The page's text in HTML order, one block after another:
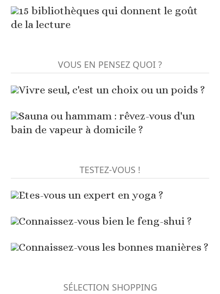
15 bibliothèques qui donnent le goût
de la lecture
VOUS EN PENSEZ QUOI ?
Vivre seul, c'est un choix ou un poids ?
Sauna ou hammam : rêvez-vous d'un
bain de vapeur à domicile ?
TESTEZ-VOUS !
Etes-vous un expert en yoga ?
Connaissez-vous bien le feng-shui ?
Connaissez-vous les bonnes manières ?
SÉLECTION SHOPPING